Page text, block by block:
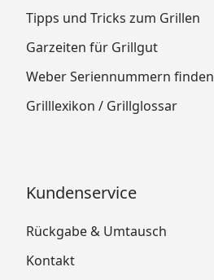
Tipps und Tricks zum Grillen
Garzeiten für Grillgut
Weber Seriennummern finden
Grilllexikon / Grillglossar
Kundenservice
Rückgabe & Umtausch
Kontakt